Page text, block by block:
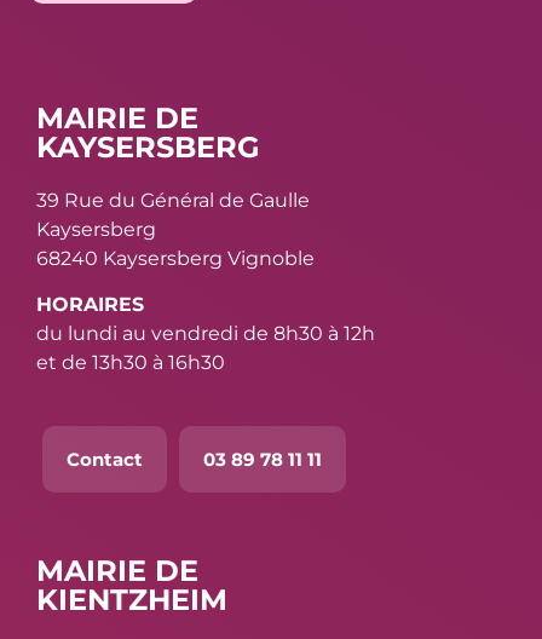
MAIRIE DE
KAYSERSBERG
39 Rue du Général de Gaulle
Kaysersberg
68240 Kaysersberg Vignoble
HORAIRES
du lundi au vendredi de 8h30 à 12h
et de 13h30 à 16h30
Contact 03 89 78 11 11
MAIRIE DE
KIENTZHEIM